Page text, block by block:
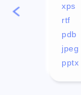
xps
rtf
pdb
jpeg
pptx